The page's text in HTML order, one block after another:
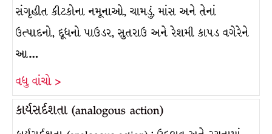
સંગૃહીત કીટકોના નમૂનાઓ, ચામડું, માંસ અને તેનાં
ઉત્પાદનો, દૂધનો પાઉડર, સુતરાઉ અને રેશમી કાપડ વગેરેને
આ…
વધુ વાંચો >
કાર્યસર્દશતા (analogous action)